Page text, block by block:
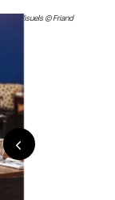
Visuels © Friand